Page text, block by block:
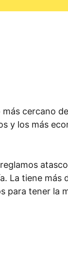
cercano
y los más
La tiene más
para tener la